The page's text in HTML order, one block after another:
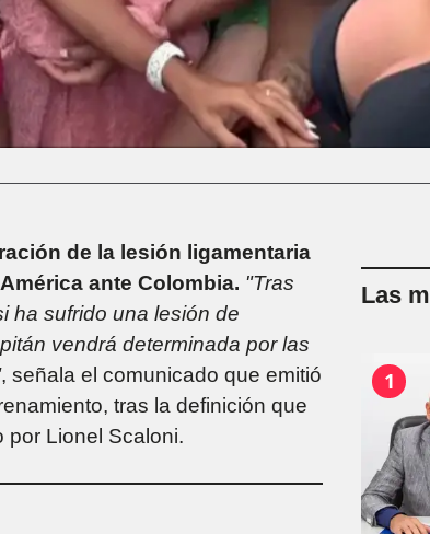
de la lesión ligamentaria
ante Colombia. "Tras
ha sufrido una lesión de
vendrá determinada por las
, señala el comunicado que emitió
tras la definición que
por Lionel Scaloni.
Las
1